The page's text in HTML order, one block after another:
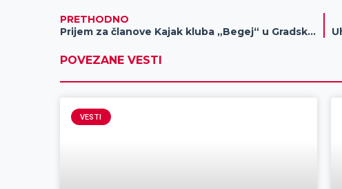
PRETHODNO
Prijem za članove Kajak kluba „Begej“ u Gradsku kuću
POVEZANE VESTI
VESTI